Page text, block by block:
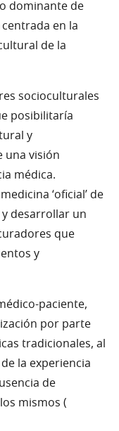
dominante de
en la
de la
socioculturales
posibilitaría
y
una visión
médica.
‘oficial’ de
y desarrollar un
que
y
paciente,
por parte
tradicionales, al
la experiencia
de
mismos (